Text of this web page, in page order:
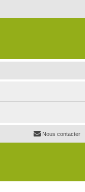
Nous contacter